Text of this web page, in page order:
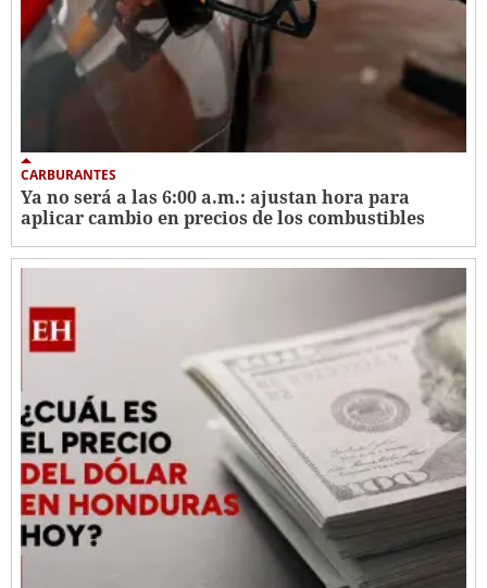
CARBURANTES
Ya no será a las 6:00 a.m.: ajustan hora para
aplicar cambio en precios de los combustibles